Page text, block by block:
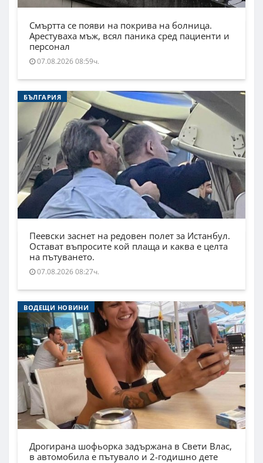
Смъртта се появи на покрива на болница.
Арестуваха мъж, всял паника сред пациенти и
персонал
07.08.2026 08:59ч.
БЪЛГАРИЯ
Пеевски заснет на редовен полет за Истанбул.
Остават въпросите кой плаща и каква е целта
на пътуването.
07.08.2026 08:27ч.
ВОДЕЩИ НОВИНИ
Дрогирана шофьорка задържана в Свети Влас,
в автомобила е пътувало и 2-годишно дете